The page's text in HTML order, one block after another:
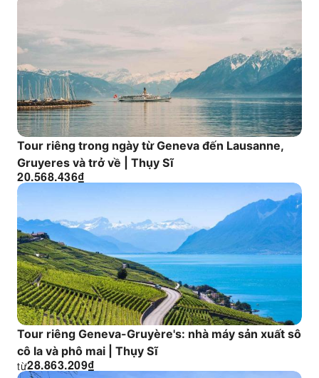
Tour riêng trong ngày từ Geneva đến Lausanne,
Gruyeres và trở về | Thụy Sĩ
₫
20.568.436
Tour riêng Geneva-Gruyère's: nhà máy sản xuất sô
cô la và phô mai | Thụy Sĩ
₫
28.863.209
từ